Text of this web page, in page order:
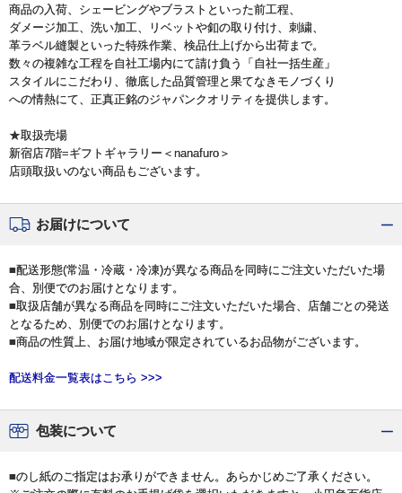
商品の入荷、シェービングやブラストといった前工程、
ダメージ加工、洗い加工、リベットや釦の取り付け、刺繍、
革ラベル縫製といった特殊作業、検品仕上げから出荷まで。
数々の複雑な工程を自社工場内にて請け負う「自社一括生産」
スタイルにこだわり、徹底した品質管理と果てなきモノづくり
への情熱にて、正真正銘のジャパンクオリティを提供します。
★取扱売場
新宿店7階=ギフトギャラリー＜nanafuro＞
店頭取扱いのない商品もございます。
お届けについて
■配送形態(常温・冷蔵・冷凍)が異なる商品を同時にご注文いただいた場
合、別便でのお届けとなります。
■取扱店舗が異なる商品を同時にご注文いただいた場合、店舗ごとの発送
となるため、別便でのお届けとなります。
■商品の性質上、お届け地域が限定されているお品物がございます。
配送料金一覧表はこちら >>>
包装について
■のし紙のご指定はお承りができません。あらかじめご了承ください。